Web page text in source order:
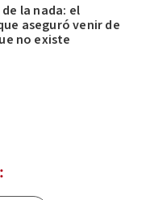
la nada: el
aseguró venir de
no existe